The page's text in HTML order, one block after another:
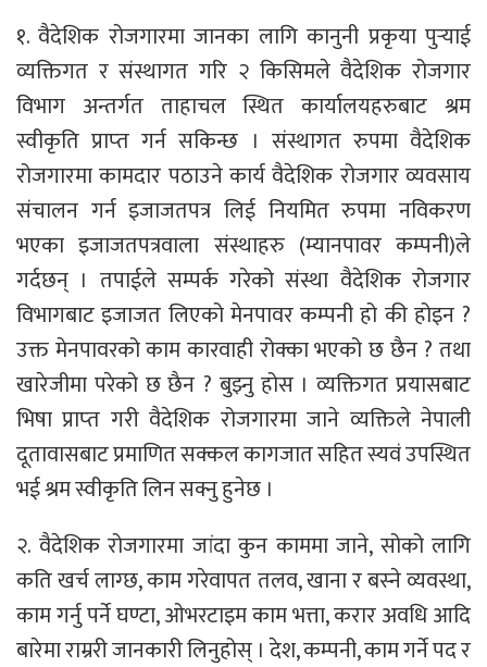
१. वैदेशिक रोजगारमा जानका लागि कानुनी प्रकृया पुर्‍याई
व्यक्तिगत र संस्थागत गरि २ किसिमले वैदेशिक रोजगार
विभाग अन्तर्गत ताहाचल स्थित कार्यालयहरुबाट श्रम
स्वीकृति प्राप्‍त गर्न सकिन्छ । संस्थागत रुपमा वैदेशिक
रोजगारमा कामदार पठाउने कार्य वैदेशिक रोजगार व्यवसाय
संचालन गर्न इजाजतपत्र लिई नियमित रुपमा नविकरण
भएका इजाजतपत्रवाला संस्थाहरु (म्यानपावर कम्पनी)ले
गर्दछन् । तपाईले सम्पर्क गरेको संस्था वैदेशिक रोजगार
विभागबाट इजाजत लिएको मेनपावर कम्पनी हो की होइन ?
उक्त मेनपावरको काम कारवाही रोक्का भएको छ छैन ? तथा
खारेजीमा परेको छ छैन ? बुझ्नु होस । व्यक्तिगत प्रयासबाट
भिषा प्राप्‍त गरी वैदेशिक रोजगारमा जाने व्यक्तिले नेपाली
दूतावासबाट प्रमाणित सक्कल कागजात सहित स्यवं उपस्थित
भई श्रम स्वीकृति लिन सक्नु हुनेछ ।
२. वैदेशिक रोजगारमा जांदा कुन काममा जाने, सोको लागि
कति खर्च लाग्छ, काम गरेवापत तलव, खाना र बस्‍ने व्यवस्था,
काम गर्नु पर्ने घण्टा, ओभरटाइम काम भत्ता, करार अवधि आदि
बारेमा राम्ररी जानकारी लिनुहोस् । देश, कम्पनी, काम गर्ने पद र